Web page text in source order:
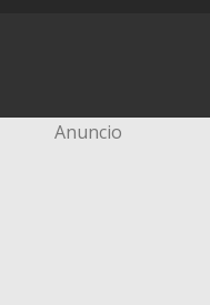
Anuncio